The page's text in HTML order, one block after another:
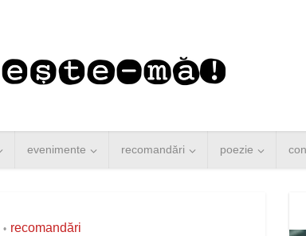
evenimente recomandări poezie
• recomandări